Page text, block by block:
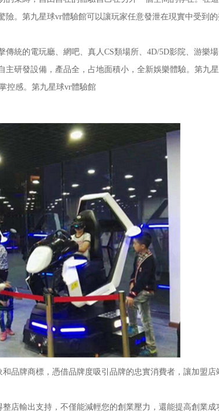
。第九星球vr體驗館可以讓玩家任意發泄在現實中受到的
的電玩廳、網吧、真人CS類場所、4D/5D影院、游樂場
研發設備，產品全，占地面積小，全新娛樂體驗。第九
控感。第九星球vr體驗館
牌商標，憑借品牌度吸引品牌的忠實消費者，讓加盟店
輸出支持，不僅能減輕您的創業壓力，還能提高創業成